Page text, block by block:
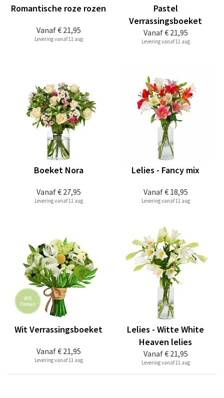
Vanaf€ 21,95
Romantische roze rozen
Levering vanaf 11 aug
Vanaf€ 21,95
Pastel
Verrassingsboeket
Levering vanaf 11 aug
Vanaf€ 27,95
Boeket Nora
Levering vanaf 11 aug
Vanaf€ 18,95
Lelies - Fancy mix
Levering vanaf 11 aug
Vanaf€ 21,95
Wit Verrassingsboeket
Levering vanaf 11 aug
Vanaf€ 21,95
Lelies - Witte White
Heaven lelies
Levering vanaf 11 aug